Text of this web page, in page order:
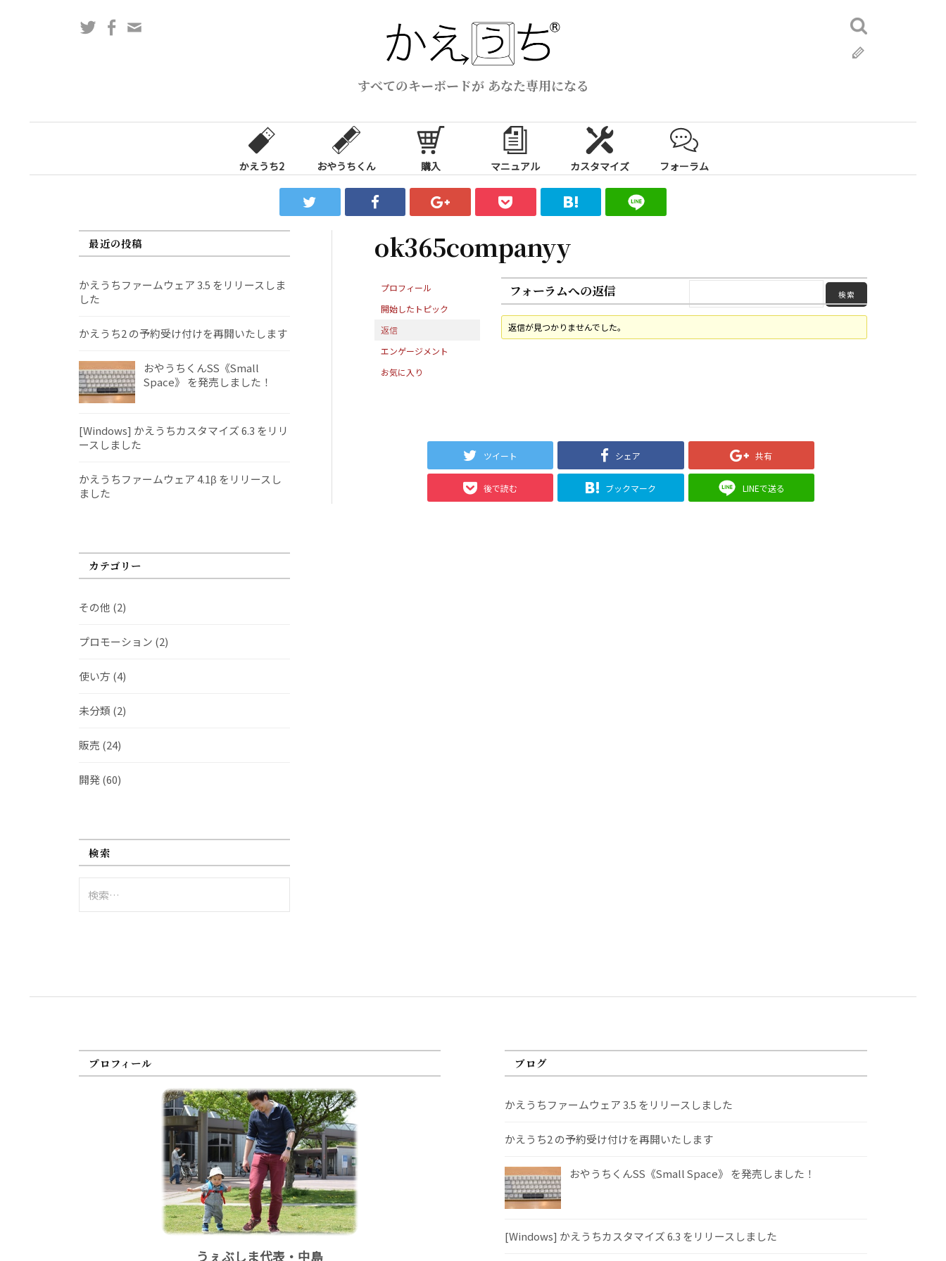
ス
すべてのキーボードが あなた専用になる
TwitterFacebook
検
索:
かえうち2 おやうちくん 購入 マニュアル カスタマイズ フォーラム
ok365companyy
プロフィール
開始したトピック
返信
エンゲージメント
お気に入り
フォーラムへの返信
返信が見つかりませんでした。
ツイート シェア 共有
後で読む ブックマーク LINEで送る
最近の投稿
かえうちファームウェア 3.5 をリリースしま
した
かえうち2 の予約受け付けを再開いたします
おやうちくんSS《Small
Space》 を発売しました！
[Windows] かえうちカスタマイズ 6.3 をリリ
ースしました
かえうちファームウェア 4.1β をリリースし
ました
カテゴリー
その他 (2)
プロモーション (2)
使い方 (4)
未分類 (2)
販売 (24)
開発(60)
検索
索:
プロフィール
うぇぶしま代表・中島
ブログ
かえうちファームウェア 3.5 をリリースしました
かえうち2 の予約受け付けを再開いたします
おやうちくんSS《Small Space》 を発売しました！
[Windows] かえうちカスタマイズ 6.3 をリリースしました